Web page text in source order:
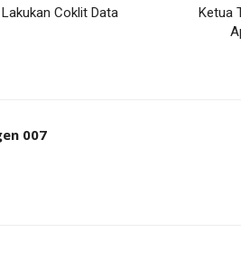
Coklit Data
Ketua
007